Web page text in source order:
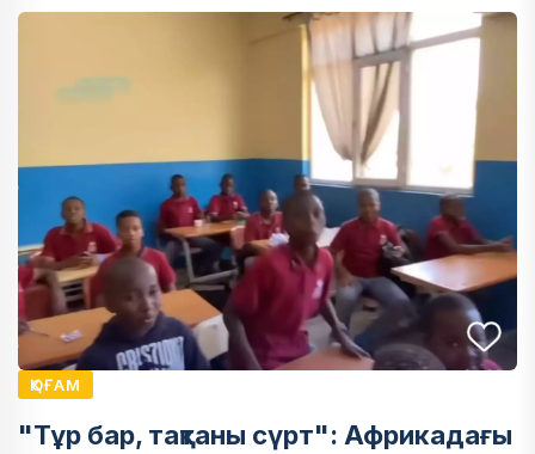
ҚОҒАМ
"Тұр бар, тақтаны сүрт": Африкадағы